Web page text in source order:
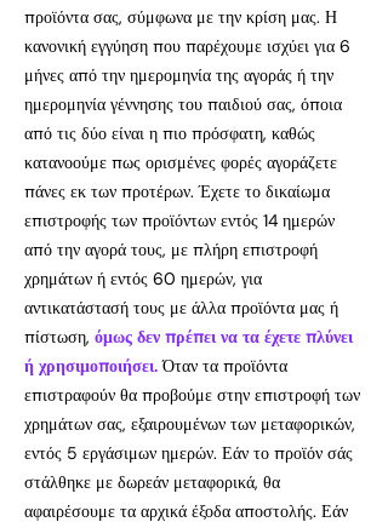
προϊόντα σας, σύμφωνα με την κρίση μας. Η
κανονική εγγύηση που παρέχουμε ισχύει για 6
μήνες από την ημερομηνία της αγοράς ή την
ημερομηνία γέννησης του παιδιού σας, όποια
από τις δύο είναι η πιο πρόσφατη, καθώς
κατανοούμε πως ορισμένες φορές αγοράζετε
πάνες εκ των προτέρων. Έχετε το δικαίωμα
επιστροφής των προϊόντων εντός 14 ημερών
από την αγορά τους, με πλήρη επιστροφή
χρημάτων ή εντός 60 ημερών, για
αντικατάστασή τους με άλλα προϊόντα μας ή
πίστωση, όμως δεν πρέπει να τα έχετε πλύνει
ή χρησιμοποιήσει.Όταν τα προϊόντα
επιστραφούν θα προβούμε στην επιστροφή των
χρημάτων σας, εξαιρουμένων των μεταφορικών,
εντός 5 εργάσιμων ημερών. Εάν το προϊόν σάς
στάλθηκε με δωρεάν μεταφορικά, θα
αφαιρέσουμε τα αρχικά έξοδα αποστολής. Εάν